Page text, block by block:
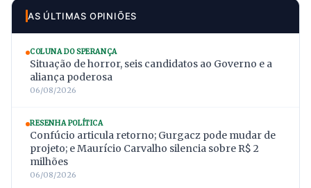
AS ÚLTIMAS OPINIÕES
COLUNA DO SPERANÇA
Situação de horror, seis candidatos ao Governo e a
aliança poderosa
06/08/2026
RESENHA POLÍTICA
Confúcio articula retorno; Gurgacz pode mudar de
projeto; e Maurício Carvalho silencia sobre R$ 2
milhões
06/08/2026